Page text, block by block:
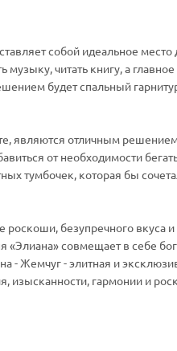
собой идеальное место
читать книгу, а главное
будет спальный
являются отличным
от необходимости
тумбочек, которая бы
роскоши, безупречного вкуса
совмещает в себе
Жемчуг - элитная и
изысканности, гармонии и